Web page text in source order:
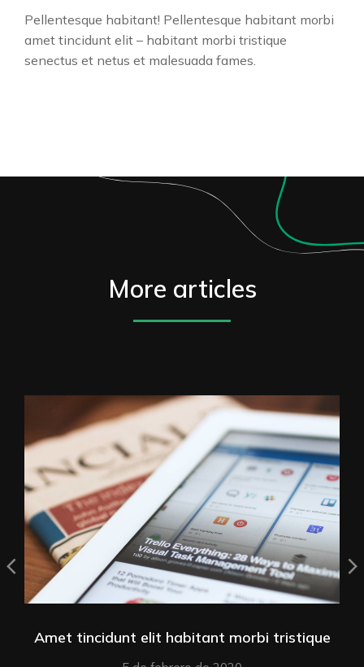
Pellentesque habitant! Pellentesque habitant morbi
amet tincidunt elit – habitant morbi tristique
senectus et netus et malesuada fames.
More articles
Amet tincidunt elit habitant morbi tristique